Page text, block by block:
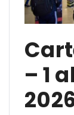
– 1